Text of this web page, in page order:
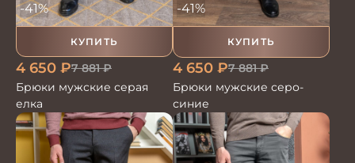
КУПИТЬ
-41%
4 650 ₽7 881₽
Брюки мужские серая
елка
КУПИТЬ
-41%
4 650 ₽7 881₽
Брюки мужские серо-
синие